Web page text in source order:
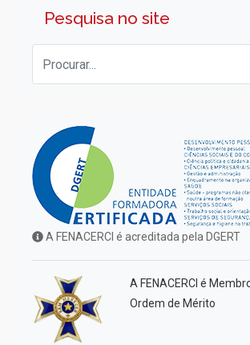
Pesquisa no site
A FENACERCI é acreditada pela DGERT
A FENACERCI é
Ordem de Mérito